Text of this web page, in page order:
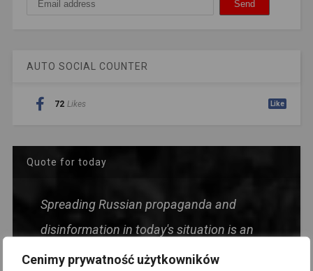
Cenimy prywatność użytkowników
AUTO SOCIAL COUNTER
72 Likes Like
Quote for today
Spreading Russian propaganda and
disinformation in today's situation is an
act harmful to the Polish state, directly